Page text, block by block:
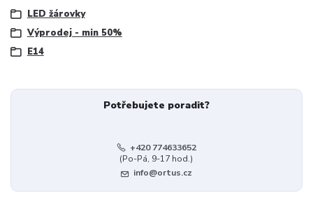
LED žárovky
Výprodej - min 50%
E14
Potřebujete poradit?
+420 774633652
(Po-Pá, 9-17 hod.)
info@ortus.cz